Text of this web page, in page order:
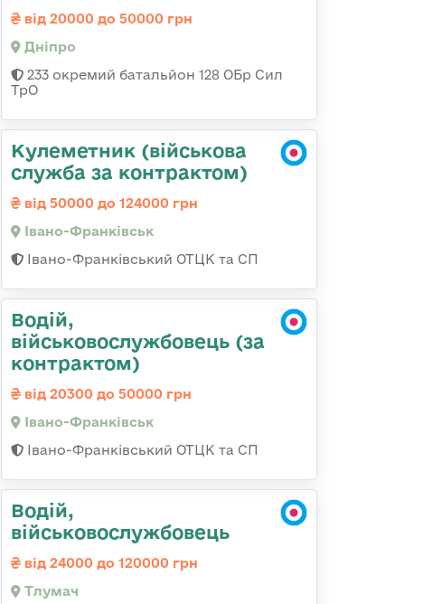
від 20000 до 50000 грн
Дніпро
233 окремий батальйон 128 ОБр Сил
ТрО
Кулеметник (військова
служба за контрактом)
від 50000 до 124000 грн
Івано-Франківськ
Івано-Франківський ОТЦК та СП
Водій,
військовослужбовець (за
контрактом)
від 20300 до 50000 грн
Івано-Франківськ
Івано-Франківський ОТЦК та СП
Водій,
військовослужбовець
від 24000 до 120000 грн
Тлумач